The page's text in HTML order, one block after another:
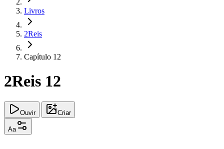
Livros
2Reis
Capítulo 12
2Reis 12
Ouvir Criar
Aa